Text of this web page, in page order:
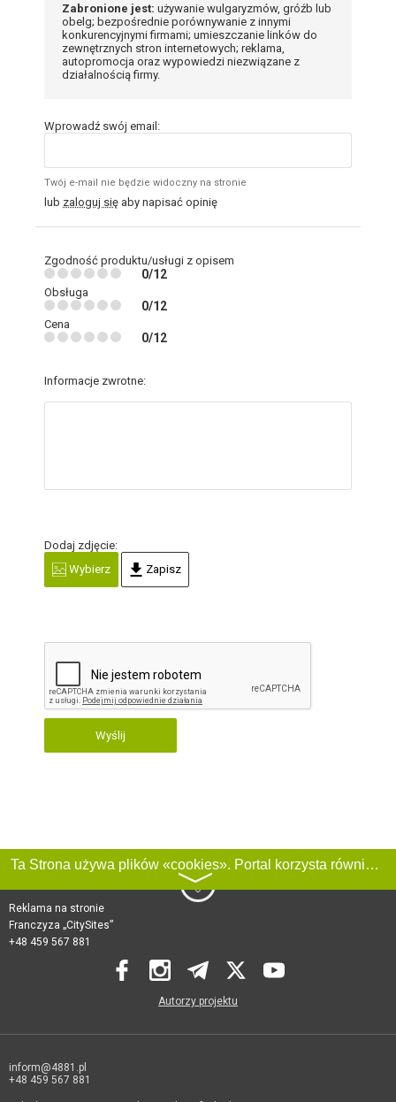
Zabronione jest: używanie wulgaryzmów, gróźb lub
obelg; bezpośrednie porównywanie z innymi
konkurencyjnymi firmami; umieszczanie linków do
zewnętrznych stron internetowych; reklama,
autopromocja oraz wypowiedzi niezwiązane z
działalnością firmy.
Wprowadź swój email:
Twój e-mail nie będzie widoczny na stronie
lub zaloguj się aby napisać opinię
Zgodność produktu/usługi z opisem
0/12
Obsługa
0/12
Cena
0/12
Informacje zwrotne:
Dodaj zdjęcie:
Wybierz
Zapisz
Wyślij
Ta Strona używa plików «cookies». Portal korzysta również z serwisu internetowego do zbierania danych technicznych o odwiedzających w celu uzyskania informacji marketingowych i statystycznych. Warunki przetwarzania danych odwiedzających Stronę, patrz:
〉
Reklama na stronie
Franczyza „CitySites”
+48 459 567 881
Autorzy projektu
inform@4881.pl
+48 459 567 881